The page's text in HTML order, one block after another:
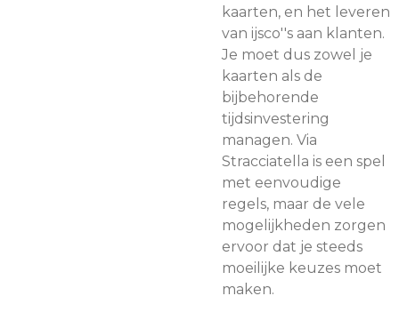
kaarten, en het leveren
van ijsco''s aan klanten.
Je moet dus zowel je
kaarten als de
bijbehorende
tijdsinvestering
managen. Via
Stracciatella is een spel
met eenvoudige
regels, maar de vele
mogelijkheden zorgen
ervoor dat je steeds
moeilijke keuzes moet
maken.